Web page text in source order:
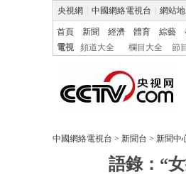
央視網 中國網絡電視台 網站地
首頁 新聞 經濟 體育 綜藝
電視
頻道大全 欄目大全 節
中國網絡電視台 > 新聞台 > 新聞中
語錄：“